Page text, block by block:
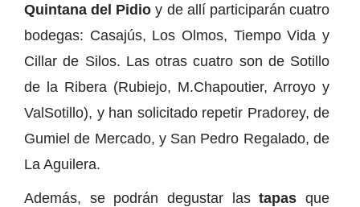
Quintana del Pidioy de allí participarán cuatro
bodegas: Casajús, Los Olmos, Tiempo Vida y
Cillar de Silos. Las otras cuatro son de Sotillo
de la Ribera (Rubiejo, M.Chapoutier, Arroyo y
ValSotillo), y han solicitado repetir Pradorey, de
Gumiel de Mercado, y San Pedro Regalado, de
La Aguilera.
Además, se podrán degustar lastapas que